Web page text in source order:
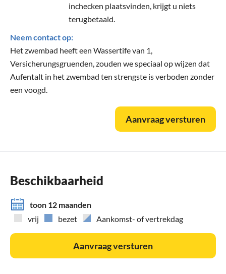
inchecken plaatsvinden, krijgt u niets
terugbetaald.
Neem contact op:
Het zwembad heeft een Wassertife van 1,
Versicherungsgruenden, zouden we speciaal op wijzen dat
Aufentalt in het zwembad ten strengste is verboden zonder
een voogd.
Aanvraag versturen
Beschikbaarheid
toon 12 maanden
vrij
bezet Aankomst- of vertrekdag
Aanvraag versturen